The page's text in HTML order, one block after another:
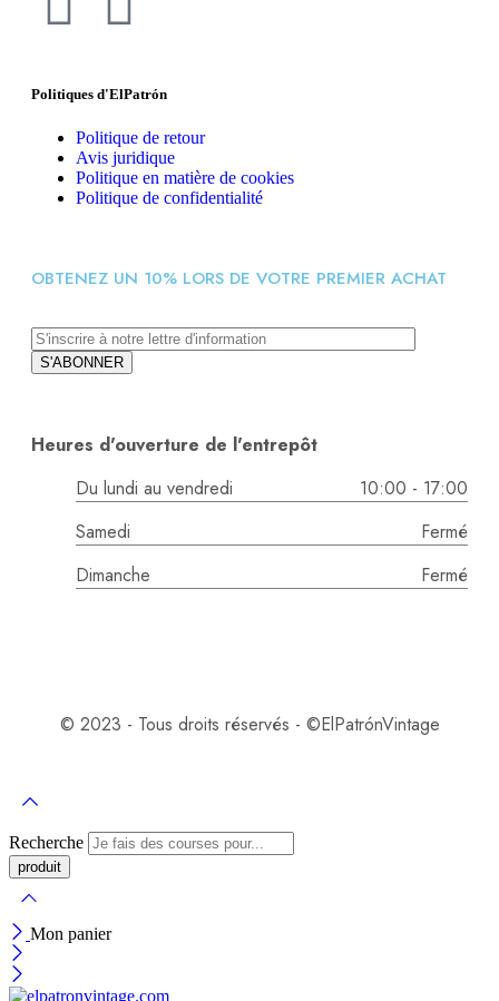
Politiques d'ElPatrón
Politique de retour
Avis juridique
Politique en matière de cookies
Politique de confidentialité
OBTENEZ UN 10% LORS DE VOTRE PREMIER ACHAT
Heures d'ouverture de l'entrepôt
Du lundi au vendredi
10:00 - 17:00
Samedi
Fermé
Dimanche
Fermé
© 2023 - Tous droits réservés - ©️ElPatrónVintage
Recherche
Mon panier